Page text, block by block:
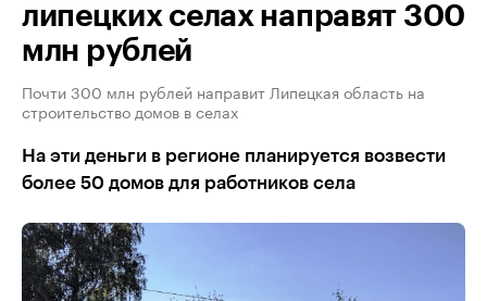
липецких селах направят 300
млн рублей
Почти 300 млн рублей направит Липецкая область на
строительство домов в селах
На эти деньги в регионе планируется возвести
более 50 домов для работников села